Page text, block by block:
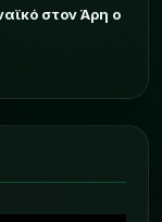
στον Άρη ο